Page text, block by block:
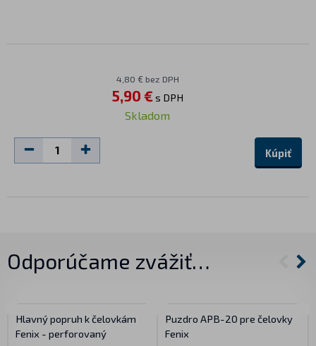
4,80 € bez DPH
5,90 €s DPH
Skladom
Kúpiť
Odporúčame zvážiť…
Hlavný popruh k čelovkám
Fenix - perforovaný
Puzdro APB-20 pre čelovky
Fenix